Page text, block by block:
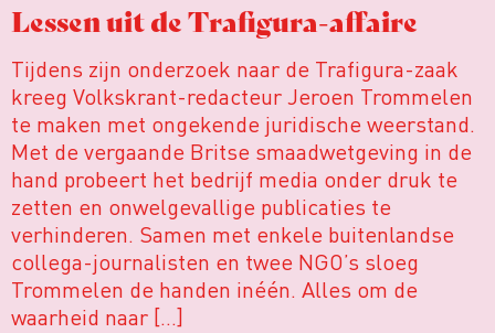
Lessen uit de Trafigura-affaire
Tijdens zijn onderzoek naar de Trafigura-zaak
kreeg Volkskrant-redacteur Jeroen Trommelen
te maken met ongekende juridische weerstand.
Met de vergaande Britse smaadwetgeving in de
hand probeert het bedrijf media onder druk te
zetten en onwelgevallige publicaties te
verhinderen. Samen met enkele buitenlandse
collega-journalisten en twee NGO’s sloeg
Trommelen de handen inéén. Alles om de
waarheid naar […]